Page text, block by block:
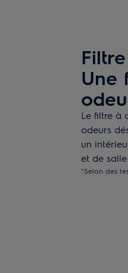
Une
Le filtre à
odeurs
un
et de
*Selon des